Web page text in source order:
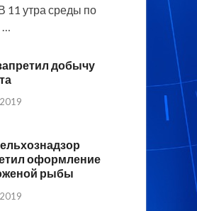
11 утра среды по
добычу
оформление
рыбы